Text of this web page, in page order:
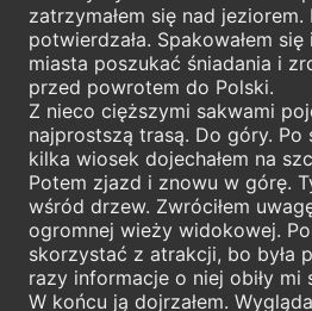
zatrzymałem się nad
potwierdzała. Spakowałem się
miasta poszukać śniadania i
przed powrotem do Polski.
Z nieco cięższymi sakwami
najprostszą trasą. Do góry. Po
kilka wiosek dojechałem na
Potem zjazd i znowu w górę.
wśród drzew. Zwróciłem
ogromnej wieży widokowej.
skorzystać z atrakcji, bo była
razy informacje o niej obiły mi
W końcu ją dojrzałem.